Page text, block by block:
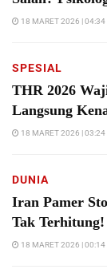
18 MARET 2026 | 04:34
SPESIAL
THR 2026
Langsung
18 MARET 2026 | 03:24
DUNIA
Iran Pamer
Tak Terhitung!
18 MARET 2026 | 00:14